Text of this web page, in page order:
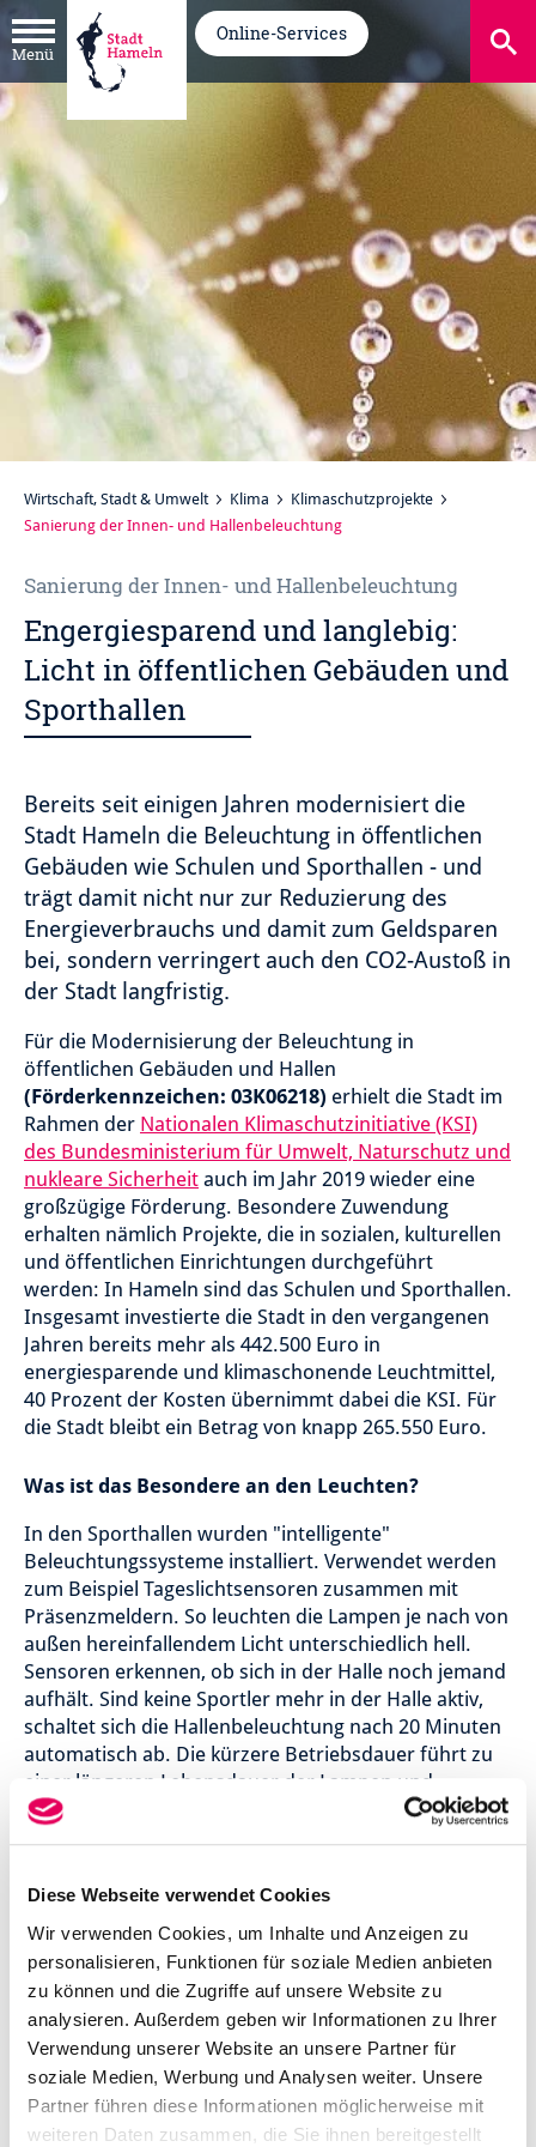
Diese Webseite verwendet Cookies
Wir verwenden Cookies, um Inhalte und Anzeigen zu
personalisieren, Funktionen für soziale Medien anbieten
zu können und die Zugriffe auf unsere Website zu
analysieren. Außerdem geben wir Informationen zu Ihrer
Verwendung unserer Website an unsere Partner für
soziale Medien, Werbung und Analysen weiter. Unsere
Partner führen diese Informationen möglicherweise mit
weiteren Daten zusammen, die Sie ihnen bereitgestellt
Menü
Online-Services
Wirtschaft, Stadt & Umwelt Klima
Klimaschutzprojekte
Sanierung der Innen- und Hallenbeleuchtung
Sanierung der Innen- und Hallenbeleuchtung
Engergiesparend und langlebig:
Licht in öffentlichen Gebäuden und
Sporthallen
Bereits seit einigen Jahren modernisiert die
Stadt Hameln die Beleuchtung in öffentlichen
Gebäuden wie Schulen und Sporthallen - und
trägt damit nicht nur zur Reduzierung des
Energieverbrauchs und damit zum Geldsparen
bei, sondern verringert auch den CO2-Austoß in
der Stadt langfristig.
Für die Modernisierung der Beleuchtung in
öffentlichen Gebäuden und Hallen
(Förderkennzeichen: 03K06218) erhielt die Stadt im
Rahmen der Nationalen Klimaschutzinitiative (KSI)
des Bundesministerium für Umwelt, Naturschutz und
nukleare Sicherheit auch im Jahr 2019 wieder eine
großzügige Förderung. Besondere Zuwendung
erhalten nämlich Projekte, die in sozialen, kulturellen
und öffentlichen Einrichtungen durchgeführt
werden: In Hameln sind das Schulen und Sporthallen.
Insgesamt investierte die Stadt in den vergangenen
Jahren bereits mehr als 442.500 Euro in
energiesparende und klimaschonende Leuchtmittel,
40 Prozent der Kosten übernimmt dabei die KSI. Für
die Stadt bleibt ein Betrag von knapp 265.550 Euro.
Was ist das Besondere an den Leuchten?
In den Sporthallen wurden "intelligente"
Beleuchtungssysteme installiert. Verwendet werden
zum Beispiel Tageslichtsensoren zusammen mit
Präsenzmeldern. So leuchten die Lampen je nach von
außen hereinfallendem Licht unterschiedlich hell.
Sensoren erkennen, ob sich in der Halle noch jemand
aufhält. Sind keine Sportler mehr in der Halle aktiv,
schaltet sich die Hallenbeleuchtung nach 20 Minuten
automatisch ab. Die kürzere Betriebsdauer führt zu
einer längeren Lebensdauer der Lampen und
Komponenten und somit zu geringeren
Was wird gespart?
Die Verwaltung schätzt, dass sich der
Stromverbrauch mit der neuen Beleuchtung um 70
Prozent jährlich reduzieren lässt. Insgesamt 1667
Tonnen CO2 würden dann weniger in die Atmosphäre
gepustet – bezogen auf die Lebensdauer der
Beleuchtung. Ein netter Nebeneffekt: Die
Beleuchtungsqualität wird durch den Einsatz der LED-
Lampen ebenfalls verbessert. Das haben Lehrkräfte